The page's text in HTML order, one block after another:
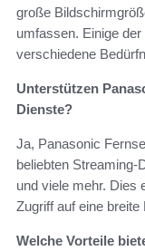
große
umfassen. Einige
verschiedene
Unterstützen
Dienste?
Ja, Panasonic
beliebten Streaming-
und viele mehr. Dies
Zugriff auf eine breite
Welche Vorteile